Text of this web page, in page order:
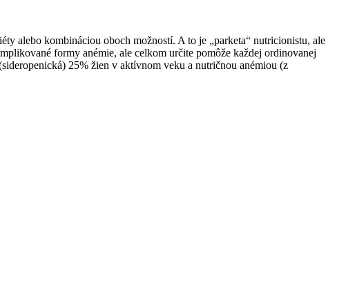
alebo kombináciou oboch možností. A to je „parketa“ nutricionistu, ale
formy anémie, ale celkom určite pomôže každej ordinovanej
25% žien v aktívnom veku a nutričnou anémiou (z